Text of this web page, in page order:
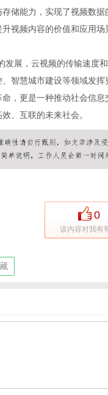
储能力，实现了视频数
视频内容的价值和应用
展，云视频的传输速度
智慧城市建设等领域发挥
，更是一种推动社会信
、互联的未来社会。
0
该内容对我有